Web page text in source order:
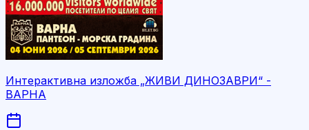
Интерактивна изложба „ЖИВИ ДИНОЗАВРИ“ -
ВАРНА